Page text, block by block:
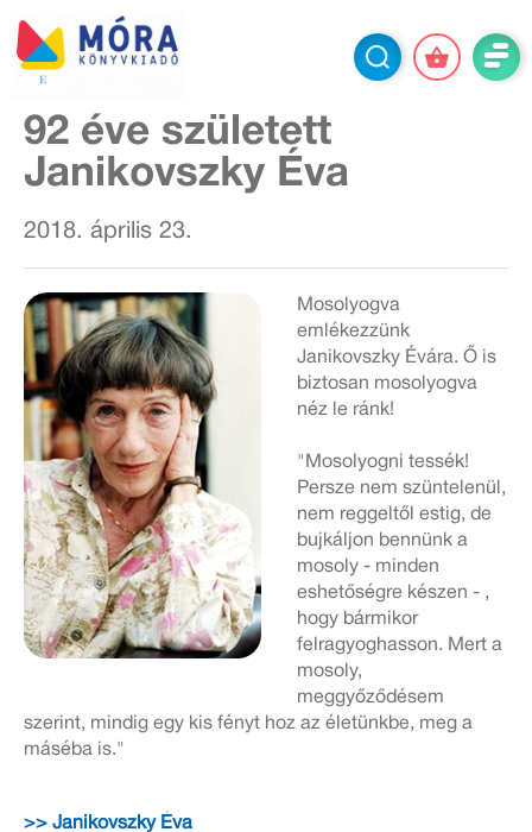
92 éve született
Janikovszky Éva
2018. április 23.
Mosolyogva
emlékezzünk
Janikovszky Évára. Ő is
biztosan mosolyogva
néz le ránk!
"Mosolyogni tessék!
Persze nem szüntelenül,
nem reggeltől estig, de
bujkáljon bennünk a
mosoly - minden
eshetőségre készen - ,
hogy bármikor
felragyoghasson. Mert a
mosoly,
meggyőződésem
szerint, mindig egy kis fényt hoz az életünkbe, meg a
máséba is."
>> Janikovszky Éva